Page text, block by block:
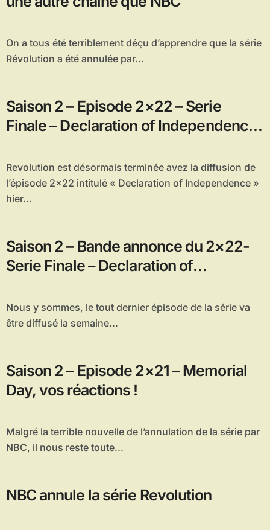
On a tous été terriblement déçu d’apprendre que la série
Révolution a été annulée par...
Saison 2 – Episode 2×22 – Serie
Finale – Declaration of Independence,
Revolution est désormais terminée avez la diffusion de
l’épisode 2×22 intitulé « Declaration of Independence »
hier...
Saison 2 – Bande annonce du 2×22-
Serie Finale – Declaration of
Nous y sommes, le tout dernier épisode de la série va
être diffusé la semaine...
Saison 2 – Episode 2×21 – Memorial
Day, vos réactions !
Malgré la terrible nouvelle de l’annulation de la série par
NBC, il nous reste toute...
NBC annule la série Revolution